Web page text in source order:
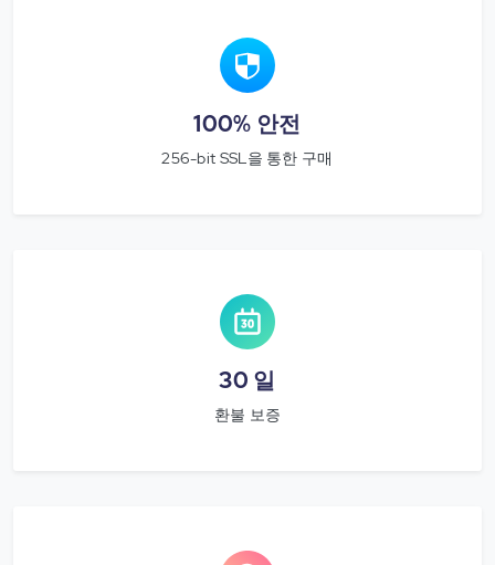
100% 안전
256-bit SSL을 통한 구매
30 일
환불 보증